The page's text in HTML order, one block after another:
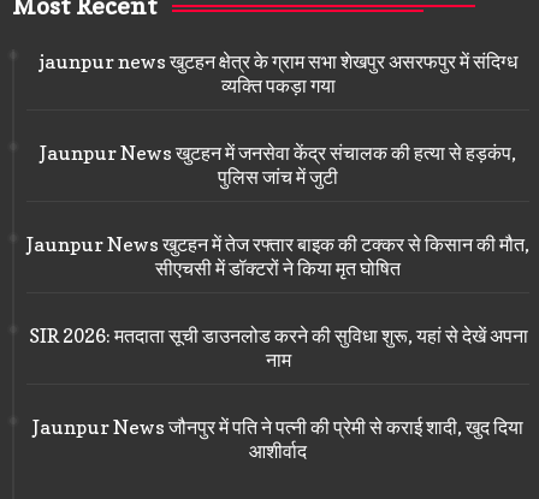
Most Recent
jaunpur news खुटहन क्षेत्र के ग्राम सभा शेखपुर असरफपुर में संदिग्ध
व्यक्ति पकड़ा गया
Jaunpur News खुटहन में जनसेवा केंद्र संचालक की हत्या से हड़कंप,
पुलिस जांच में जुटी
Jaunpur News खुटहन में तेज रफ्तार बाइक की टक्कर से किसान की मौत,
सीएचसी में डॉक्टरों ने किया मृत घोषित
SIR 2026: मतदाता सूची डाउनलोड करने की सुविधा शुरू, यहां से देखें अपना
नाम
Jaunpur News जौनपुर में पति ने पत्नी की प्रेमी से कराई शादी, खुद दिया
आशीर्वाद